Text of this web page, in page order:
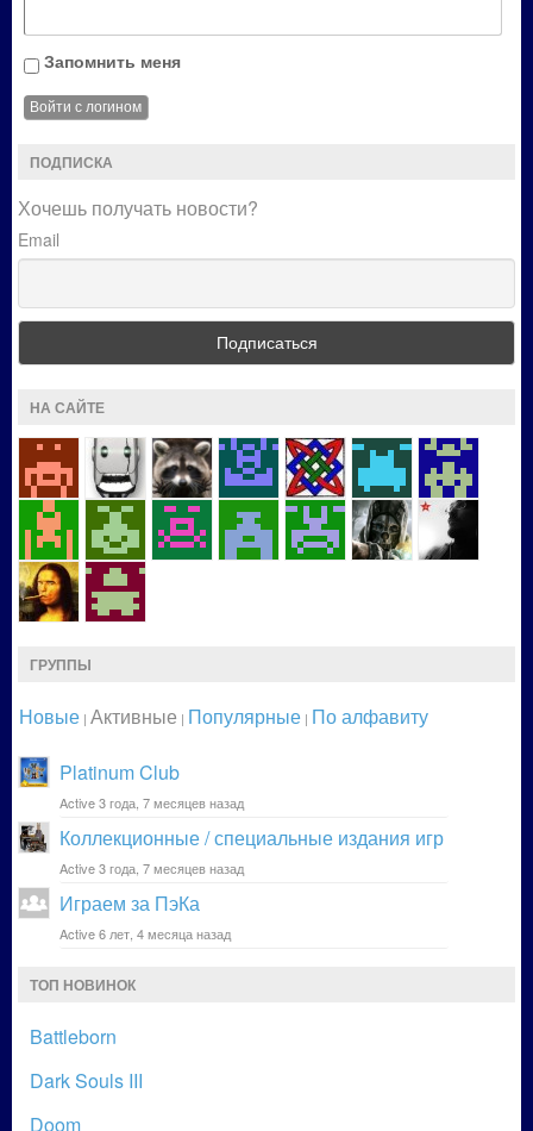
Запомнить меня
ПОДПИСКА
Хочешь получать новости?
Email
НА САЙТЕ
ГРУППЫ
Новые | Активные | Популярные | По алфавиту
Platinum Club
Active 3 года, 7 месяцев назад
Коллекционные / специальные издания игр
Active 3 года, 7 месяцев назад
Играем за ПэКа
Active 6 лет, 4 месяца назад
ТОП НОВИНОК
Battleborn
Dark Souls III
Doom